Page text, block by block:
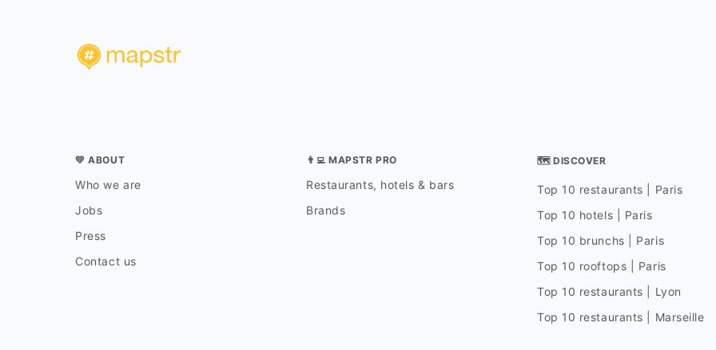
💛 ABOUT
Who we are
Jobs
Press
Contact us
👨‍💻 MAPSTR PRO
Restaurants, hotels & bars
Brands
🗺 DISCOVER
Top 10 restaurants | Paris
Top 10 hotels | Paris
Top 10 brunchs | Paris
Top 10 rooftops | Paris
Top 10 restaurants | Lyon
Top 10 restaurants | Marseille